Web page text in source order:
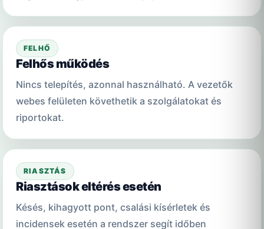
FELHŐ
Felhős működés
Nincs telepítés, azonnal használható. A vezetők
webes felületen követhetik a szolgálatokat és
riportokat.
RIASZTÁS
Riasztások eltérés esetén
Késés, kihagyott pont, csalási kísérletek és
incidensek esetén a rendszer segít időben